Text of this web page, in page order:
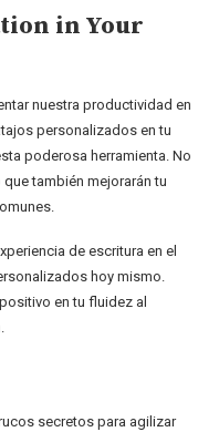
in Your
nuestra productividad en
personalizados en tu
poderosa herramienta. No
también mejorarán tu
de escritura en el
hoy mismo.
en tu fluidez al
secretos para agilizar